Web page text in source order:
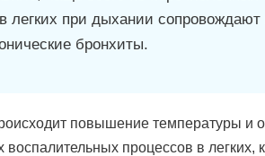
легких при дыхании
бронхиты.
повышение температуры и
воспалительных процессов в